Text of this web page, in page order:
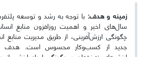
زمینه و هدف: با توجه به رشد و توسعه
سال‌های اخیر و اهمیت روزافزون منابع
چگونگی ارزش‌آفرینی، از طریق مدیریت منابع
جدید از کسب‌و‌کار محسوس است. هدف